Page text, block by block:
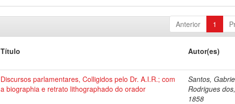
Anterior 1
Título Autor(es)
Discursos parlamentares, Colligidos pelo Dr. A.I.R.; com
a biographia e retrato lithographado do orador
Santos,
Rodrigues
1858